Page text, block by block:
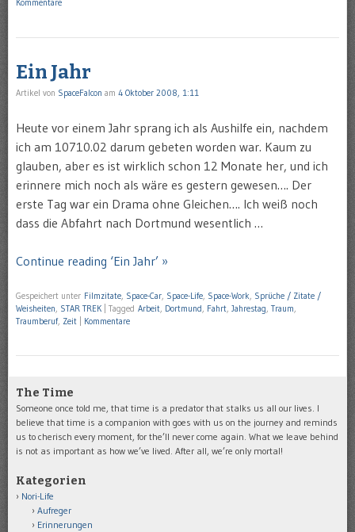
Kommentare
Ein Jahr
Artikel von SpaceFalcon am 4 Oktober 2008, 1:11
Heute vor einem Jahr sprang ich als Aushilfe ein, nachdem
ich am 10710.02 darum gebeten worden war. Kaum zu
glauben, aber es ist wirklich schon 12 Monate her, und ich
erinnere mich noch als wäre es gestern gewesen…. Der
erste Tag war ein Drama ohne Gleichen…. Ich weiß noch
dass die Abfahrt nach Dortmund wesentlich …
Continue reading ‘Ein Jahr’ »
Gespeichert unter Filmzitate, Space-Car, Space-Life, Space-Work, Sprüche / Zitate /
Weisheiten, STAR TREK Tagged Arbeit, Dortmund, Fahrt, Jahrestag, Traum,
Traumberuf, Zeit Kommentare
The Time
Someone once told me, that time is a predator that stalks us all our lives. I
believe that time is a companion with goes with us on the journey and reminds
us to cherisch every moment, for the’ll never come again. What we leave behind
is not as important as how we’ve lived. After all, we’re only mortal!
Kategorien
Nori-Life
Aufreger
Erinnerungen